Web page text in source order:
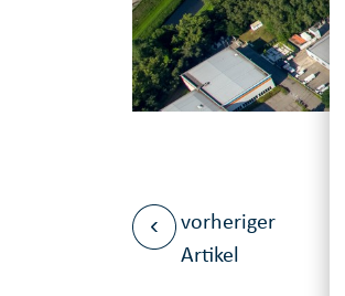
vorheriger
Artikel